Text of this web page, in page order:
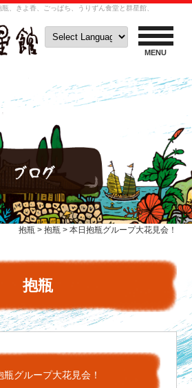
、きよ香、ごっぱち、うりずん食堂と群星館、
MENU
抱瓶 > 抱瓶 > 本日抱瓶グループ大花見会！
抱瓶
瓶グループ大花見会！